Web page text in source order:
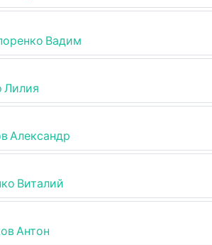
Вадим
Лилия
Александр
Виталий
Антон